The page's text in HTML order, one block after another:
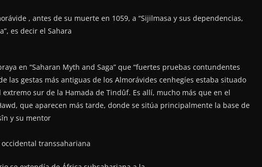
, antes de su muerte en 1059, a “Sijilmasa y sus dependencias,
es decir el Sahara
en “Saharan Myth and Saga” que “fuertes pruebas contundentes
las gestas más antiguas de los Almorávides cenhegíes estaba situado
extremo sur de la Hamada de Tindûf. Es allí, mucho más que en el
que aparecen más tarde, donde se sitúa principalmente la base de
y su mentor
transsahariana